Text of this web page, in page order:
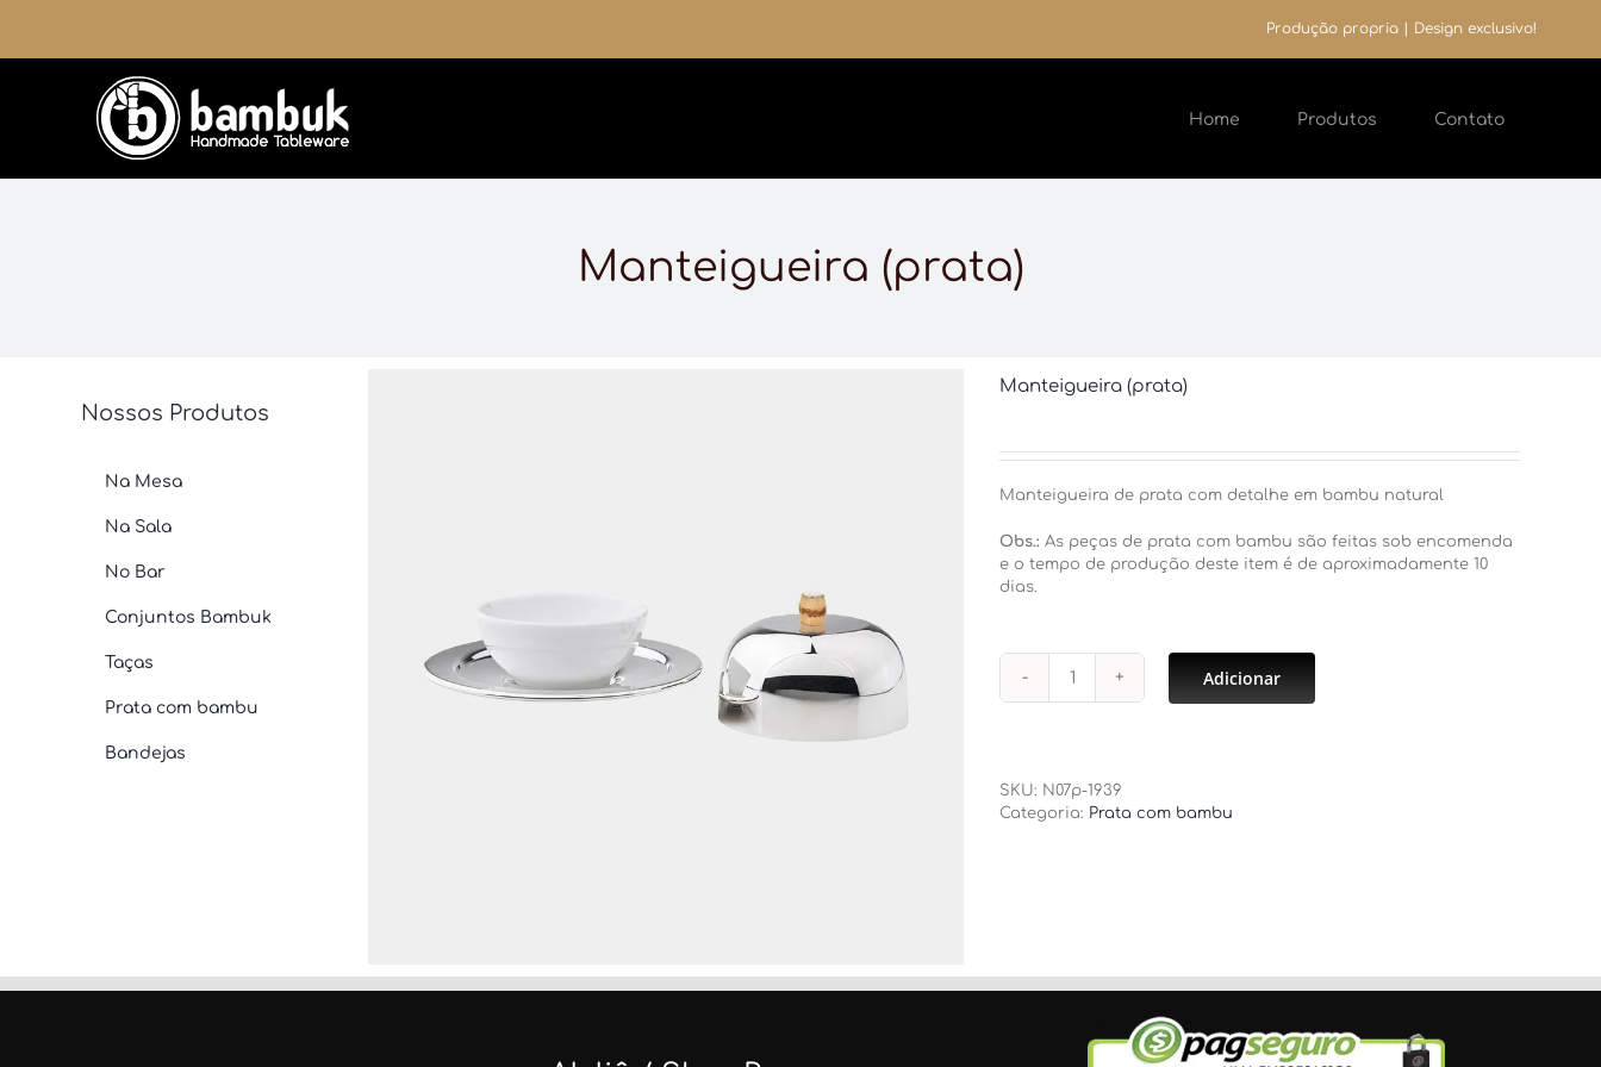
o
Produção propria | Design exclusivo!
Home Produtos Contato
Manteigueira (prata)
Manteigueira (prata)
Manteigueira de prata com detalhe em bambu natural
Obs.: As peças de prata com bambu são feitas sob encomenda
e o tempo de produção deste item é de aproximadamente 10
dias.
Manteigueira
Adicionar
SKU: N07p-1939
Categoria: Prata com bambu
Nossos Produtos
Na Mesa
Na Sala
No Bar
Conjuntos Bambuk
Taças
Prata com bambu
Bandejas